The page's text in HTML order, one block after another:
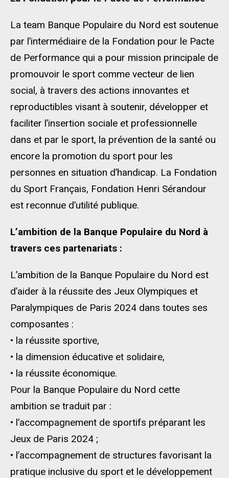
La team Banque Populaire du Nord est soutenue
par l’intermédiaire de la Fondation pour le Pacte
de Performance qui a pour mission principale de
promouvoir le sport comme vecteur de lien
social, à travers des actions innovantes et
reproductibles visant à soutenir, développer et
faciliter l’insertion sociale et professionnelle
dans et par le sport, la prévention de la santé ou
encore la promotion du sport pour les
personnes en situation d’handicap. La Fondation
du Sport Français, Fondation Henri Sérandour
est reconnue d’utilité publique.
L’ambition de la Banque Populaire du Nord à
travers ces partenariats :
L’ambition de la Banque Populaire du Nord est
d’aider à la réussite des Jeux Olympiques et
Paralympiques de Paris 2024 dans toutes ses
composantes :
• la réussite sportive,
• la dimension éducative et solidaire,
• la réussite économique.
Pour la Banque Populaire du Nord cette
ambition se traduit par :
• l’accompagnement de sportifs préparant les
Jeux de Paris 2024 ;
• l’accompagnement de structures favorisant la
pratique inclusive du sport et le développement